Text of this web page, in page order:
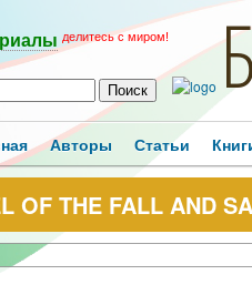
делитесь с миром!
Авторы Статьи
OF THE FALL AND